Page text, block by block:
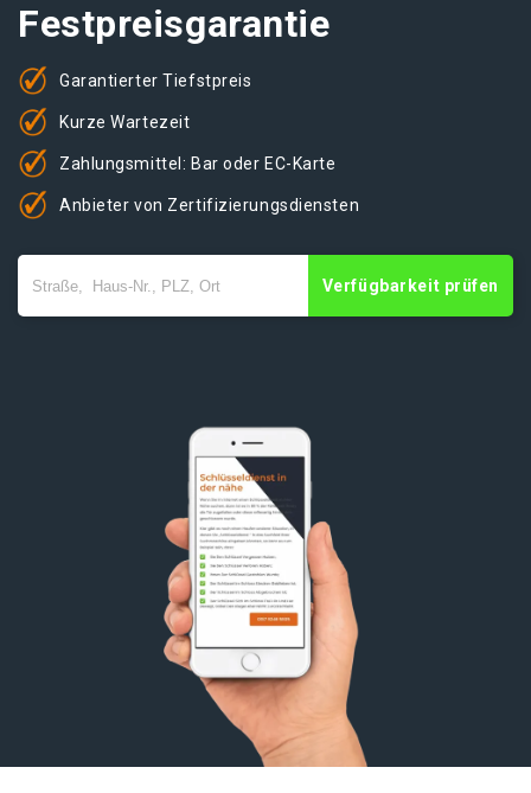
Festpreisgarantie
Garantierter Tiefstpreis
Kurze Wartezeit
Zahlungsmittel: Bar oder EC-Karte
Anbieter von Zertifizierungsdiensten
Verfügbarkeit prüfen